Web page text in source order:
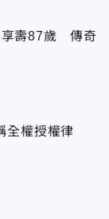
享壽87歲 傳奇
全權授權律